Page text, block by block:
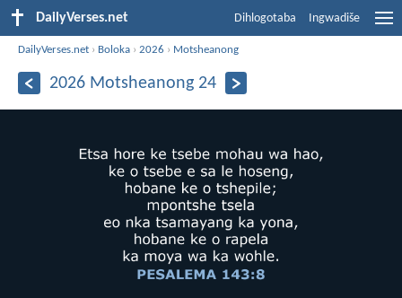
DailyVerses.net Dihlogotaba Ingwadiše
DailyVerses.net › Boloka ›2026 › Motsheanong
2026 Motsheanong 24